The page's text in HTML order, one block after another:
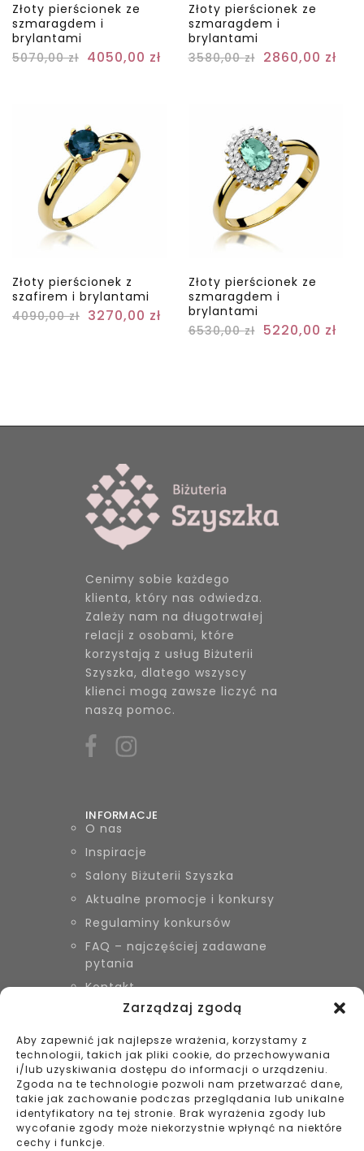
Zarządzaj zgodą
Aby zapewnić jak najlepsze wrażenia, korzystamy z
technologii, takich jak pliki cookie, do przechowywania
i/lub uzyskiwania dostępu do informacji o urządzeniu.
Zgoda na te technologie pozwoli nam przetwarzać dane,
takie jak zachowanie podczas przeglądania lub unikalne
identyfikatory na tej stronie. Brak wyrażenia zgody lub
wycofanie zgody może niekorzystnie wpłynąć na niektóre
cechy i funkcje.
Złoty pierścionek ze
szmaragdem i
brylantami
5070,00zł 4050,00 zł
Złoty pierścionek ze
szmaragdem i
brylantami
3580,00zł 2860,00 zł
Złoty pierścionek z
szafirem i brylantami
4090,00zł 3270,00 zł
Złoty pierścionek ze
szmaragdem i
brylantami
6530,00zł 5220,00 zł
Cenimy sobie każdego
klienta, który nas odwiedza.
Zależy nam na długotrwałej
relacji z osobami, które
korzystają z usług Biżuterii
Szyszka, dlatego wszyscy
klienci mogą zawsze liczyć na
naszą pomoc.
INFORMACJE
O nas
Inspiracje
Salony Biżuterii Szyszka
Aktualne promocje i konkursy
Regulaminy konkursów
FAQ – najczęściej zadawane
pytania
Kontakt
KONTAKT
Biżuteria Szyszka Sieradz,
Zduńska Wola, Łask
799 038 980
43 695 80 11
kontakt@bizuteriaszyszka.pl